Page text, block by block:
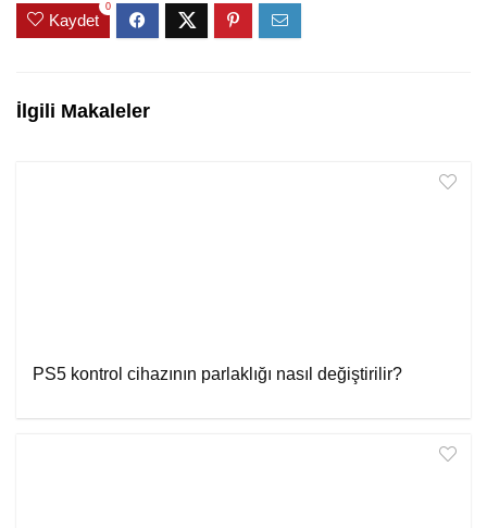
Kaydet
0
İlgili Makaleler
PS5 kontrol cihazının parlaklığı nasıl değiştirilir?